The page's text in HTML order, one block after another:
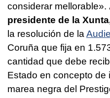
considerar mellorable».
presidente de la
la resolución de la
Coruña que fija en
cantidad que debe
Estado en concepto de
marea negra del